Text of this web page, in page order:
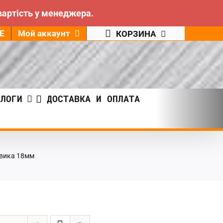
у менеджера.
Мой аккаунт КОРЗИНА
ДОСТАВКА И ОПЛАТА
18мм